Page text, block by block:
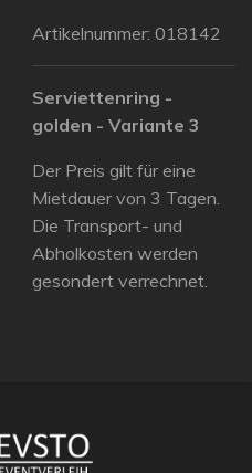
Artikelnummer: 018142
Serviettenring -
golden - Variante 3
Der Preis gilt für eine
Mietdauer von 3 Tagen.
Die Transport- und
Abholkosten werden
gesondert verrechnet.